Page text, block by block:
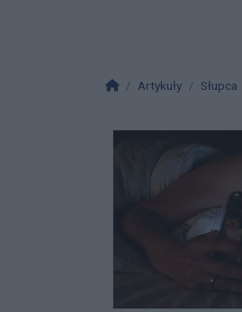
Strona główna
Artykuły Słupca